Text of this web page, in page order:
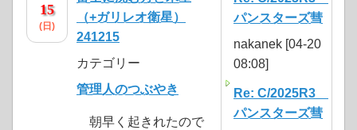
15
(日)
（+ガリレオ衛星）
241215
カテゴリー
管理人のつぶやき
朝早く起きれたので
パンスターズ彗
nakanek [04-20
08:08]
Re: C/2025R3
パンスターズ彗